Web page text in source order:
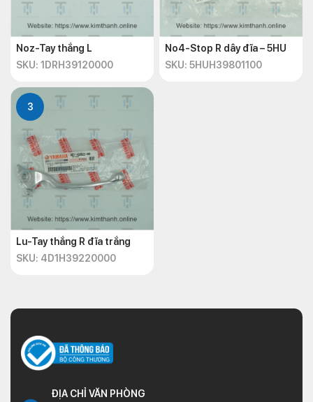
Noz-Tay thắng L
SKU: 1DRH39120000
No4-Stop R dây đĩa – 5HU
SKU: 5HUH39801100
3
Lu-Tay thắng R đĩa trắng
SKU: 4D1H39220000
ĐỊA CHỈ VĂN PHÒNG